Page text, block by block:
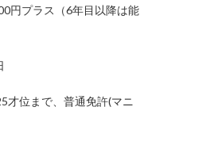
円プラス（6年目以降は能
才位まで、普通免許(マニ